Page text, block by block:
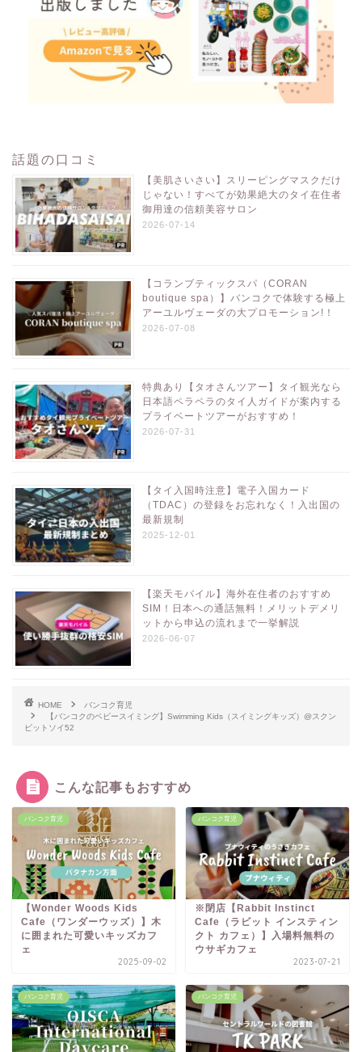
話題の口コミ
【美肌さいさい】スリーピングマスクだけ
じゃない！すべてが効果絶大のタイ在住者
御用達の信頼美容サロン
2026-07-14
【コランブティックスパ（CORAN
boutique spa）】バンコクで体験する極上
アーユルヴェーダの大プロモーション!！
2026-07-08
特典あり【タオさんツアー】タイ観光なら
日本語ペラペラのタイ人ガイドが案内する
プライベートツアーがおすすめ！
2026-07-31
【タイ入国時注意】電子入国カード
（TDAC）の登録をお忘れなく！入出国の
最新規制
2025-12-01
【楽天モバイル】海外在住者のおすすめ
SIM！日本への通話無料！メリットデメリ
ットから申込の流れまで一挙解説
2026-06-07
HOME
バンコク育児
【バンコクのベビースイミング】Swimming Kids（スイミングキッズ）@スクン
ビットソイ52
こんな記事もおすすめ
バンコク育児
【Wonder Woods Kids
Cafe（ワンダーウッズ）】木
に囲まれた可愛いキッズカフ
ェ
2025-09-02
バンコク育児
※閉店【Rabbit Instinct
Cafe（ラビット インスティン
クト カフェ）】入場料無料の
ウサギカフェ
2023-07-21
バンコク育児 バンコク育児